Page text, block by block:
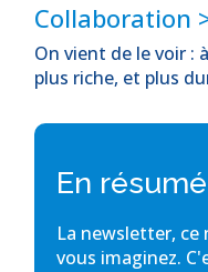
Collaboration
On vient de le voir :
plus riche, et plus
En résumé
La newsletter,
vous imaginez.